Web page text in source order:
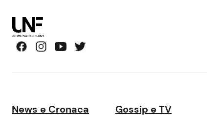
News e Cronaca Gossip e TV